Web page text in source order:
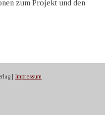
zum Projekt und den
| Impressum